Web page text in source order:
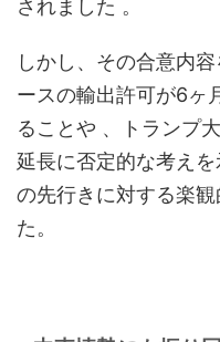
されました 。
しかし、その合意内
ースの輸出許可が6ヶ
ることや 、トランプ
延長に否定的な考え
の先行きに対する楽
た。